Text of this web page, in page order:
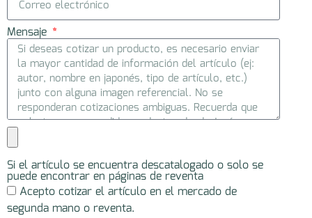
Mensaje
Si el artículo se encuentra descatalogado o solo se
puede encontrar en páginas de reventa
Acepto cotizar el artículo en el mercado de
segunda mano o reventa.